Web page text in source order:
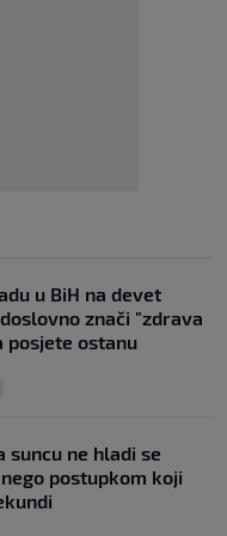
u BiH na devet
znači "zdrava
posjete ostanu
suncu ne hladi se
postupkom koji